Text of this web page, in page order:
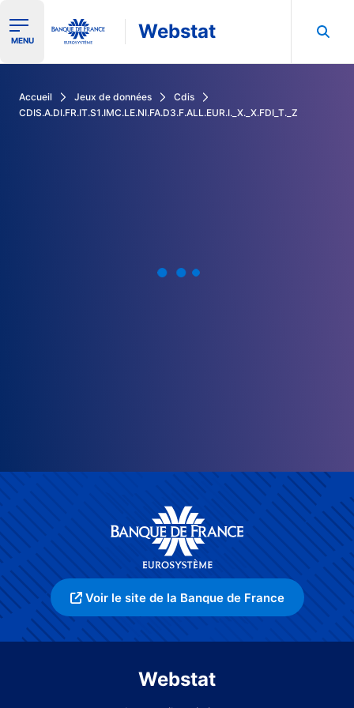
Ouvrir le menu de navigation
MENU Webstat
Accueil Jeux de données
Cdis
CDIS.A.DI.FR.IT.S1.IMC.LE.NI.FA.D3.F.ALL.EUR.I._X._X.FDI_T._Z
Voir le site de la Banque de France
Webstat